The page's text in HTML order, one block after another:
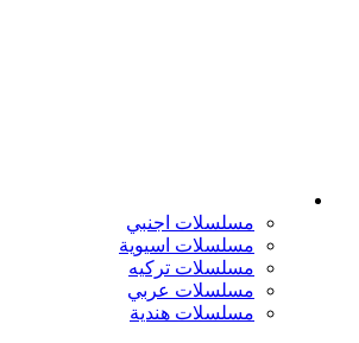
مسلسلات اجنبي
مسلسلات اسيوية
مسلسلات تركيه
مسلسلات عربي
مسلسلات هندية